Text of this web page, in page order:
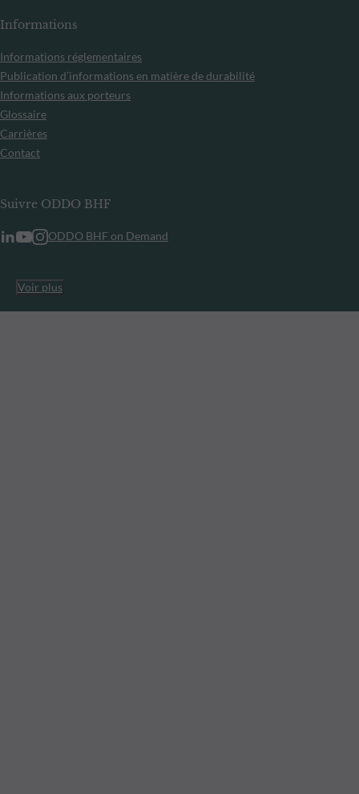
Informations
Informations réglementaires
Publication d’informations en matière de durabilité
Informations aux porteurs
Glossaire
Carrières
Contact
Suivre ODDO BHF
ODDO BHF on Demand
Voir plus